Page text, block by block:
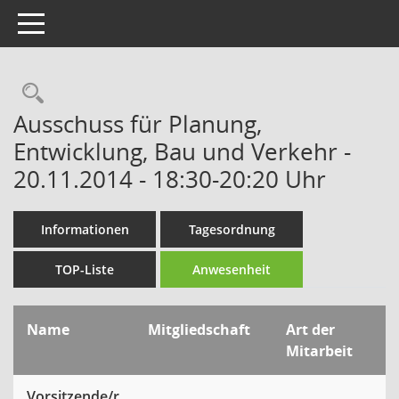
Toggle navigation
Rechercheauswahl
Ausschuss für Planung,
Entwicklung, Bau und Verkehr -
20.11.2014 - 18:30-20:20 Uhr
Informationen Tagesordnung
TOP-Liste Anwesenheit
Name Mitgliedschaft
Art der
Mitarbeit